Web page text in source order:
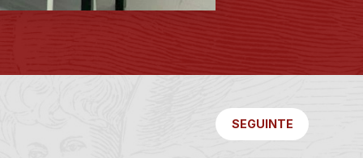
SEGUINTE